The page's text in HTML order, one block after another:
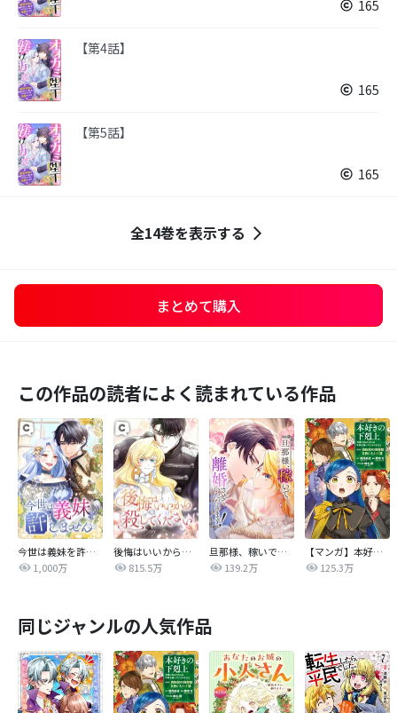
165
【第4話】
165
【第5話】
165
全14巻を表示する
まとめて購入
この作品の読者によく読まれている作品
今世は義妹を許しません
1,000万
後悔はいいから殺してください
815.5万
旦那様、稼いで離婚させていただきます！
139.2万
【マンガ】本好きの下剋上 第四部
125.3万
同じジャンルの人気作品